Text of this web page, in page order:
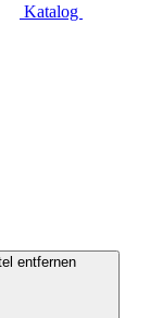
Katalog
entfernen